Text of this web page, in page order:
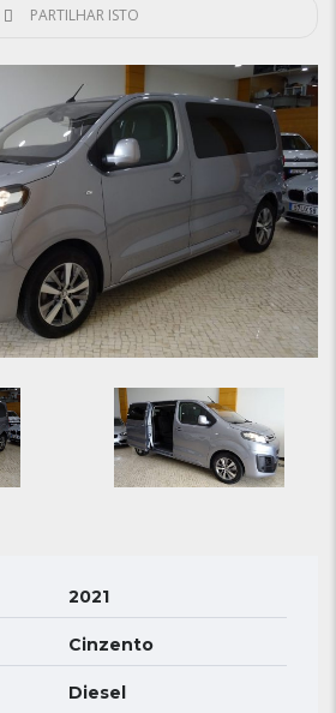
PARTILHAR ISTO
2021
Cinzento
Diesel